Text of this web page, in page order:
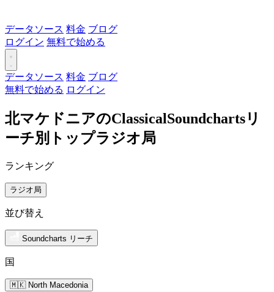
データソース 料金 ブログ
ログイン 無料で始める
データソース 料金 ブログ
無料で始める ログイン
北マケドニアのClassicalSoundchartsリ
ーチ別トップラジオ局
ランキング
ラジオ局
並び替え
Soundcharts リーチ
国
🇲🇰 North Macedonia